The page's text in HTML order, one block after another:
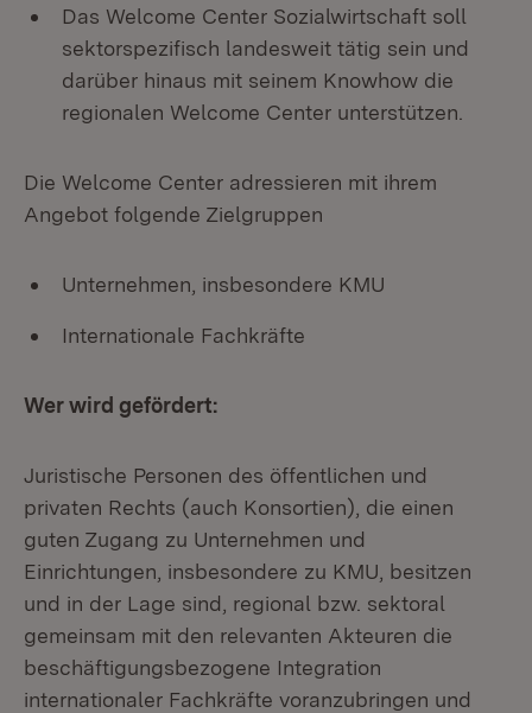
Das Welcome Center Sozialwirtschaft soll
sektorspezifisch landesweit tätig sein und
darüber hinaus mit seinem Knowhow die
regionalen Welcome Center unterstützen.
Die Welcome Center adressieren mit ihrem
Angebot folgende Zielgruppen
Unternehmen, insbesondere KMU
Internationale Fachkräfte
Wer wird gefördert:
Juristische Personen des öffentlichen und
privaten Rechts (auch Konsortien), die einen
guten Zugang zu Unternehmen und
Einrichtungen, insbesondere zu KMU, besitzen
und in der Lage sind, regional bzw. sektoral
gemeinsam mit den relevanten Akteuren die
beschäftigungsbezogene Integration
internationaler Fachkräfte voranzubringen und